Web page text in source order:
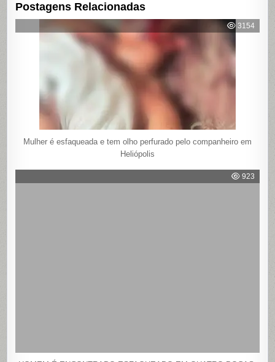
Postagens Relacionadas
3154
Mulher é esfaqueada e tem olho perfurado pelo companheiro em
Heliópolis
923